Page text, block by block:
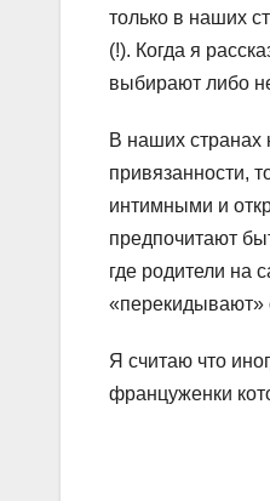
только в наших
(!). Когда я
выбирают либо
В наших странах
привязанности,
интимными и
предпочитают
где родители на
«перекидывают»
Я считаю что
француженки